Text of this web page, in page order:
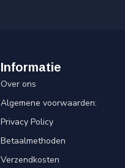
Informatie
Over ons
Algemene voorwaarden:
Privacy Policy
Betaalmethoden
Verzendkosten